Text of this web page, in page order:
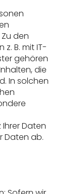
den
B. mit IT-
gehören
die
In solchen
Daten
Daten ab.